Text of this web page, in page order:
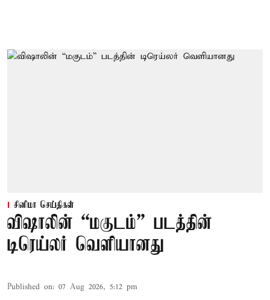
சினிமா செய்திகள்
விஷாலின் “மகுடம்” படத்தின்
டிரெய்லர் வெளியானது
Published on: 07 Aug 2026, 5:12 pm